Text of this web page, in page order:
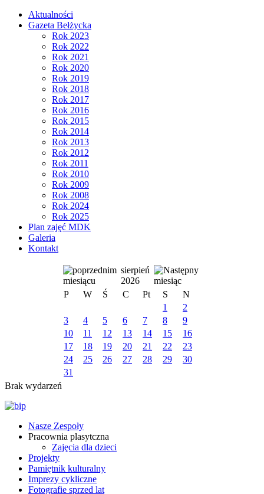
Aktualności
Gazeta Bełżycka
Rok 2023
Rok 2022
Rok 2021
Rok 2020
Rok 2019
Rok 2018
Rok 2017
Rok 2016
Rok 2015
Rok 2014
Rok 2013
Rok 2012
Rok 2011
Rok 2010
Rok 2009
Rok 2008
Rok 2024
Rok 2025
Plan zajęć MDK
Galeria
Kontakt
sierpień
2026
P
W Ś C Pt S
N
1
2
3
4 5 6 7 8
9
10
11 12 13 14 15
16
17
18 19 20 21 22
23
24
25 26 27 28 29
30
31
Brak wydarzeń
Nasze Zespoły
Pracownia plasytczna
Zajęcia dla dzieci
Projekty
Pamiętnik kulturalny
Imprezy cykliczne
Fotografie sprzed lat